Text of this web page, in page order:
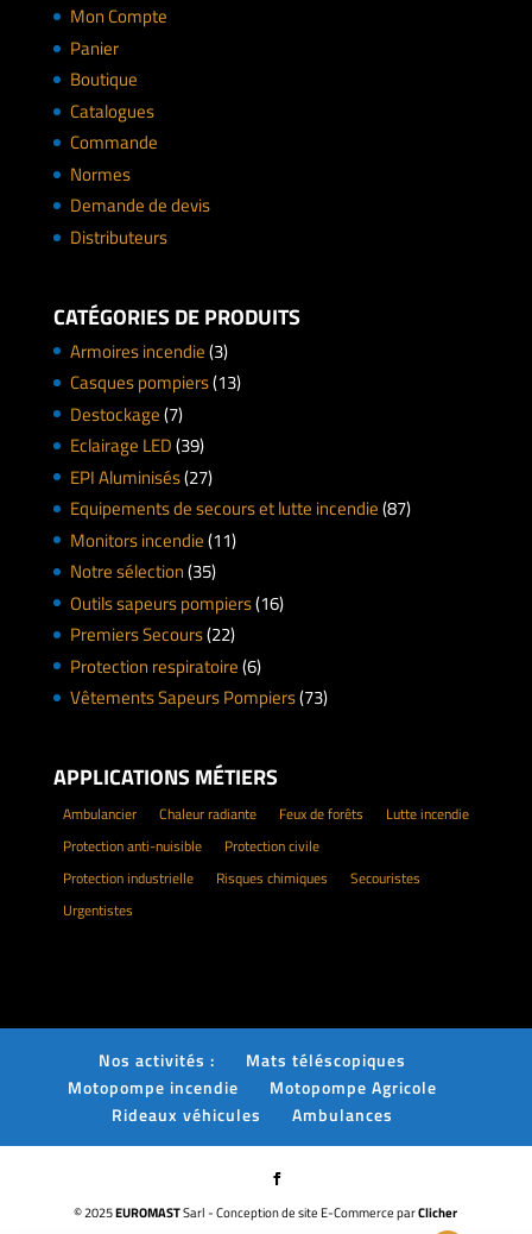
Mon Compte
Panier
Boutique
Catalogues
Commande
Normes
Demande de devis
Distributeurs
CATÉGORIES DE PRODUITS
Armoires incendie(3)
Casques pompiers(13)
Destockage(7)
Eclairage LED(39)
EPI Aluminisés(27)
Equipements de secours et lutte incendie(87)
Monitors incendie(11)
Notre sélection(35)
Outils sapeurs pompiers(16)
Premiers Secours(22)
Protection respiratoire(6)
Vêtements Sapeurs Pompiers(73)
APPLICATIONS MÉTIERS
Ambulancier Chaleur radiante Feux de forêts
Lutte incendie
Protection anti-nuisible
Protection civile
Protection industrielle
Risques chimiques
Secouristes
Urgentistes
Nos activités :
Mats téléscopiques
Motopompe incendie
Motopompe Agricole
Rideaux véhicules
Ambulances
© 2025EUROMASTSarl - Conception de site E-Commerce parClicher